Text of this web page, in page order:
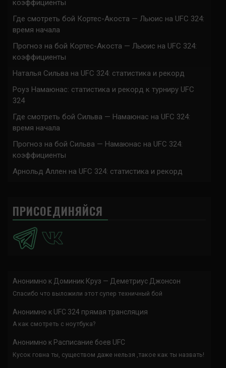
коэффициенты
Где смотреть бой Кортес-Акоста — Льюис на UFC 324:
время начала
Прогноз на бой Кортес-Акоста — Льюис на UFC 324:
коэффициенты
Наталья Сильва на UFC 324: статистика и рекорд
Роуз Намаюнас: статистика и рекорд к турниру UFC
324
Где смотреть бой Сильва — Намаюнас на UFC 324:
время начала
Прогноз на бой Сильва — Намаюнас на UFC 324:
коэффициенты
Арнольд Аллен на UFC 324: статистика и рекорд
ПРИСОЕДИНЯЙСЯ
Анонимно к Доминик Круз — Деметриус Джонсон
Спасибо что выложили этот супер техничный бой
Анонимно к UFC 324 прямая трансляция
А как смотреть с ноутбука?
Анонимно к Расписание боев UFC
Кусок говна ты, существом даже нельзя ,такое как ты назвать!